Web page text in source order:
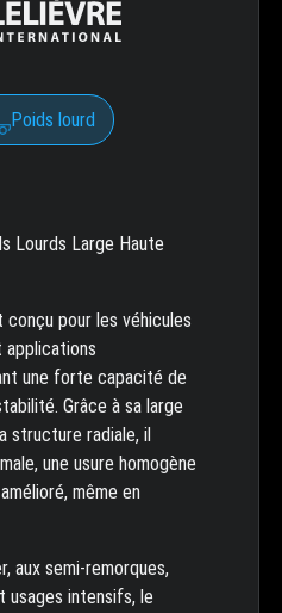
Poids lourd
Lourds Large Haute
pour les véhicules
applications
une forte capacité de
Grâce à sa large
structure radiale, il
une usure homogène
même en
aux semi-remorques,
usages intensifs, le